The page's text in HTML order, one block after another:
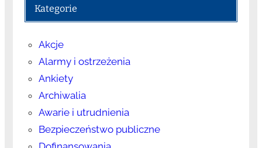
Kategorie
Akcje
Alarmy i ostrzeżenia
Ankiety
Archiwalia
Awarie i utrudnienia
Bezpieczeństwo publiczne